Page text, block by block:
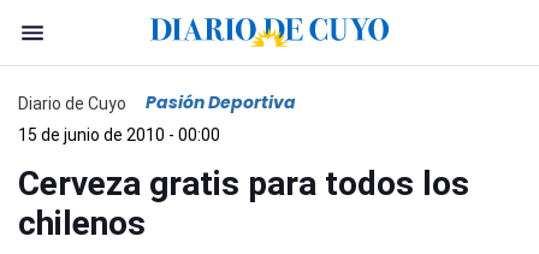
Diario de Cuyo Pasión Deportiva
15 de junio de 2010 - 00:00
Cerveza gratis para todos los
chilenos